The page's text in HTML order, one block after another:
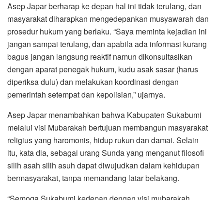
Asep Japar berharap ke depan hal ini tidak terulang, dan
masyarakat diharapkan mengedepankan musyawarah dan
prosedur hukum yang berlaku. “Saya meminta kejadian ini
jangan sampai terulang, dan apabila ada informasi kurang
bagus jangan langsung reaktif namun dikonsultasikan
dengan aparat penegak hukum, kudu asak sasar (harus
diperiksa dulu) dan melakukan koordinasi dengan
pemerintah setempat dan kepolisian,” ujarnya.
Asep Japar menambahkan bahwa Kabupaten Sukabumi
melalui visi Mubarakah bertujuan membangun masyarakat
religius yang haromonis, hidup rukun dan damai. Selain
itu, kata dia, sebagai urang Sunda yang menganut filosofi
silih asah silih asuh dapat diwujudkan dalam kehidupan
bermasyarakat, tanpa memandang latar belakang.